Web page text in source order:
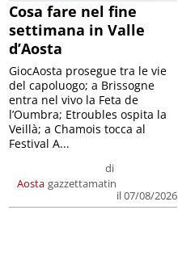
Cosa fare nel fine
settimana in Valle
d’Aosta
Aosta
di
gazzettamatin
il 07/08/2026
GiocAosta prosegue tra le vie
del capoluogo; a Brissogne
entra nel vivo la Feta de
l’Oumbra; Etroubles ospita la
Veillà; a Chamois tocca al
Festival A...